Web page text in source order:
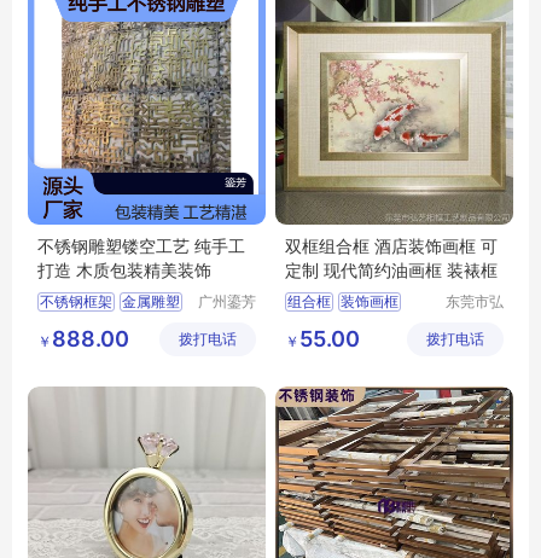
不锈钢雕塑镂空工艺 纯手工
打造 木质包装精美装饰
不锈钢框架 金属雕塑
广州鎏芳
限公司
￥ 888.00 拨打电话
双框组合框 酒店装饰画框 可
定制 现代简约油画框 装裱框
组合框 装饰画框
东莞市弘
艺制品有
￥ 55.00 拨打电话